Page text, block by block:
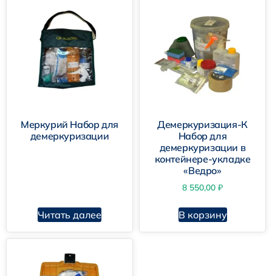
Меркурий Набор для
демеркуризации
Читать далее
Демеркуризация-К
Набор для
демеркуризации в
контейнере-укладке
«Ведро»
8 550,00 ₽
В корзину